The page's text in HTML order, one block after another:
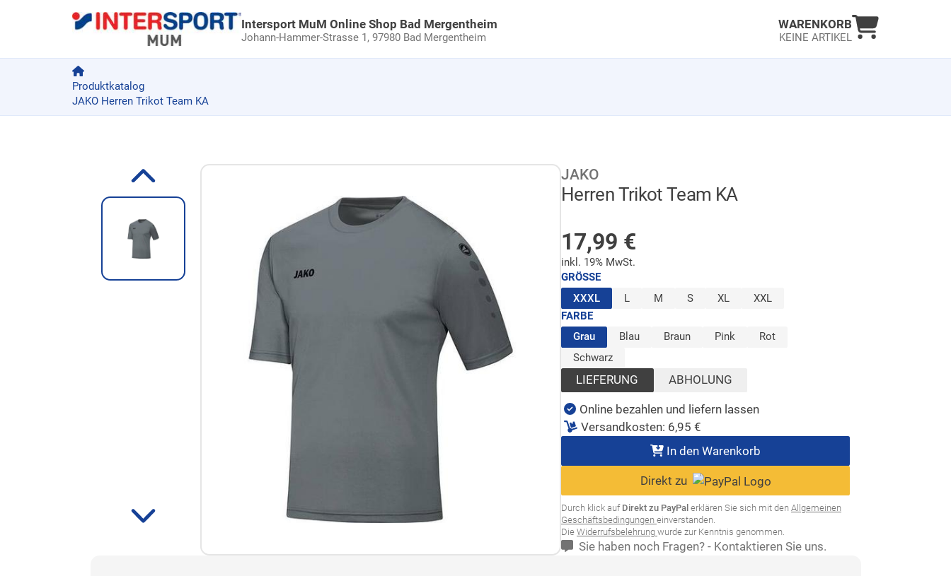
Intersport MuM Online Shop Bad Mergentheim
Johann-Hammer-Strasse 1,97980 Bad Mergentheim
WARENKORB
KEINE ARTIKEL
Warenkorb
Produktkatalog
JAKO Herren Trikot Team KA
Zur Produktbeschreibung springen JAKO
Herren Trikot Team KA
17,99 €
inkl. 19% MwSt.
GRÖSSE
XXXL (ausgewählt)
L M S XL
XXL
FARBE
Grau(ausgewählt)
Blau Braun Pink
Rot
Schwarz
LIEFERUNG ABHOLUNG
Online bezahlen und liefern lassen
Versandkosten: 6,95 €
In den Warenkorb
Direkt zu
Durch klick auf Direkt zu PayPal erklären Sie sich mit den Allgemeinen
Geschäftsbedingungen einverstanden.
Die Widerrufsbelehrung wurde zur Kenntnis genommen.
Sie haben noch Fragen? - Kontaktieren Sie uns.